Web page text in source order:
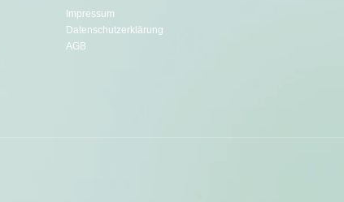
Impressum
Datenschutzerklärung
AGB